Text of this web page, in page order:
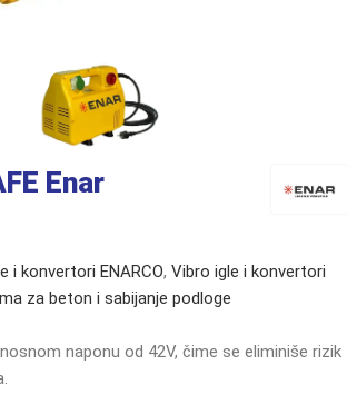
Enar
i konvertori ENARCO, Vibro igle i konvertori
za beton i sabijanje podloge
naponu od 42V, čime se eliminiše rizik